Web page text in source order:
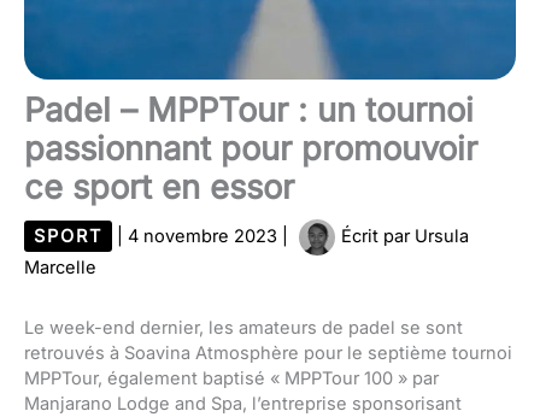
Padel – MPPTour : un tournoi
passionnant pour promouvoir
ce sport en essor
SPORT 4 novembre 2023 Écrit par Ursula
Marcelle
Le week-end dernier, les amateurs de padel se sont
retrouvés à Soavina Atmosphère pour le septième tournoi
MPPTour, également baptisé « MPPTour 100 » par
Manjarano Lodge and Spa, l’entreprise sponsorisant